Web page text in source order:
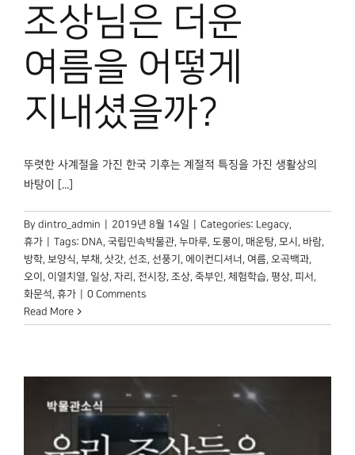
조상님은 더운
여름을 어떻게
지내셨을까?
뚜렷한 사계절을 가진 한국 기후는 계절적 특징을 가진 생활상의
바탕이 [...]
By dintro_admin 2019년 8월 14일 Categories: Legacy,
휴가
Tags: DNA, 국립민속박물관, 누마루, 도롱이 , 매운탕, 모시 , 바람,
방학, 보양식, 부채 , 삿갓, 선조, 선풍기 , 에이컨디셔너 , 여름, 오곡백과,
오이 , 이열치열, 일상, 자리 , 전시장, 조상, 죽부인, 체험학습, 평상, 피서 ,
화문석, 휴가
0 Comments
Read More